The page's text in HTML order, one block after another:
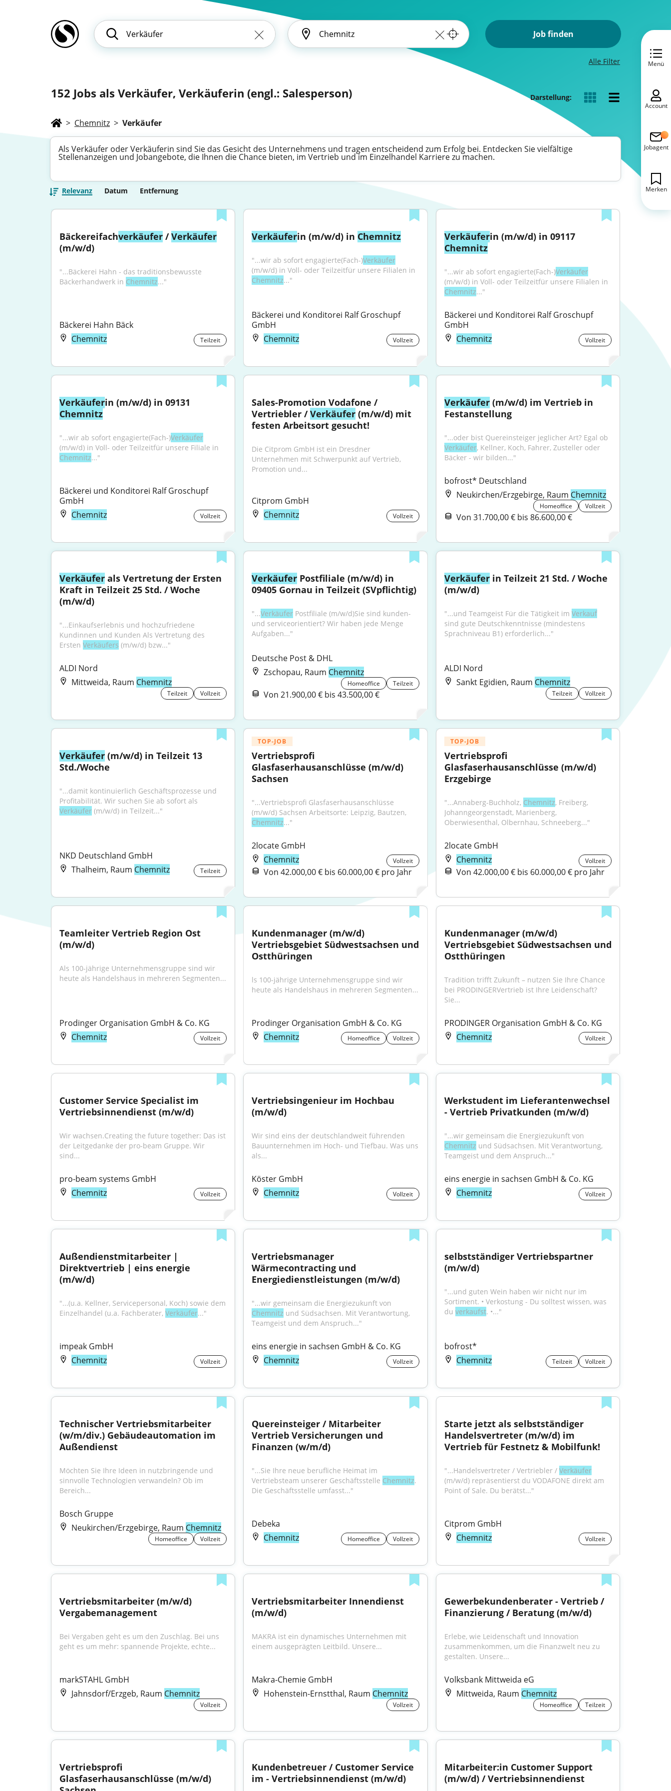
Job finden
Alle Filter
152 Jobs als Verkäufer, Verkäuferin (engl.: Salesperson) Darstellung:
> Chemnitz > Verkäufer
Als Verkäufer oder Verkäuferin sind Sie das Gesicht des Unternehmens und tragen entscheidend zum Erfolg bei. Entdecken Sie vielfältige
Stellenanzeigen und Jobangebote, die Ihnen die Chance bieten, im Vertrieb und im Einzelhandel Karriere zu machen.
Relevanz Datum Entfernung
Bäckereifachverkäufer / Verkäufer
(m/w/d)
"...Bäckerei Hahn - das traditionsbewusste
Bäckerhandwerk in Chemnitz..."
Bäckerei Hahn Bäck
Chemnitz
Teilzeit
Verkäuferin (m/w/d) in Chemnitz
"...wir ab sofort engagierte(Fach-)Verkäufer
Chemnitz..."
Bäckerei und Konditorei Ralf Groschupf
GmbH
Chemnitz
Vollzeit
Verkäufer
in (m/w/d) in 09117
Chemnitz
"...wir ab sofort engagierte(Fach-)Verkäufer
Chemnitz..."
Bäckerei und Konditorei Ralf Groschupf
GmbH
Chemnitz
Vollzeit
Verkäufer
Chemnitz
"...wir ab sofort engagierte(Fach-)Verkäufer
Chemnitz..."
Bäckerei und Konditorei Ralf Groschupf
GmbH
Chemnitz
Vollzeit
Sales-Promotion Vodafone /
Vertriebler / Verkäufer (m/w/d) mit
festen Arbeitsort gesucht!
Die Citprom GmbH ist ein Dresdner
Unternehmen mit Schwerpunkt auf Vertrieb,
Promotion und...
Citprom GmbH
Chemnitz
Vollzeit
Verkäufer (m/w/d) im Vertrieb in
Festanstellung
Verkäufer, Kellner, Koch, Fahrer, Zusteller oder
Bäcker - wir bilden..."
bofrost* Deutschland
Neukirchen/Erzgebirge, Raum Chemnitz
Homeoffice Vollzeit
Von 31.700,00 € bis 86.600,00 €
Verkäufer als Vertretung der Ersten
Kraft in Teilzeit 25 Std. / Woche
(m/w/d)
"...Einkaufserlebnis und hochzufriedene
Kundinnen und Kunden Als Vertretung des
Ersten Verkäufers (m/w/d) bzw..."
ALDI Nord
Mittweida, Raum Chemnitz
Teilzeit Vollzeit
Verkäufer Postfiliale (m/w/d) in
09405 Gornau in Teilzeit (SVpflichtig)
"...Verkäufer Postfiliale (m/w/d)Sie sind kunden-
und serviceorientiert? Wir haben jede Menge
Aufgaben..."
Deutsche Post & DHL
Zschopau, Raum Chemnitz
Homeoffice Teilzeit
Von 21.900,00 € bis 43.500,00 €
Verkäufer in Teilzeit 21 Std. / Woche
(m/w/d)
"...und Teamgeist Für die Tätigkeit im Verkauf
sind gute Deutschkenntnisse (mindestens
Sprachniveau B1) erforderlich..."
ALDI Nord
Sankt Egidien, Raum Chemnitz
Teilzeit Vollzeit
Verkäufer (m/w/d) in Teilzeit 13
Std./Woche
"...damit kontinuierlich Geschäftsprozesse und
Verkäufer (m/w/d) in Teilzeit..."
NKD Deutschland GmbH
Thalheim, Raum Chemnitz Teilzeit
TOP-JOB
Vertriebsprofi
Glasfaserhausanschlüsse (m/w/d)
Sachsen
"...Vertriebsprofi Glasfaserhausanschlüsse
Chemnitz..."
2locate GmbH
Chemnitz
Vollzeit
Von 42.000,00 € bis 60.000,00 € pro Jahr
TOP-JOB
Vertriebsprofi
Glasfaserhausanschlüsse (m/w/d)
Erzgebirge
"...Annaberg-Buchholz, Chemnitz, Freiberg,
Johanngeorgenstadt, Marienberg,
Oberwiesenthal, Olbernhau, Schneeberg..."
2locate GmbH
Chemnitz
Vollzeit
Von 42.000,00 € bis 60.000,00 € pro Jahr
Teamleiter Vertrieb Region Ost
(m/w/d)
Als 100-jährige Unternehmens­gruppe sind wir
heute als Handels­haus in mehreren Segmenten...
Prodinger Organisation GmbH & Co. KG
Chemnitz
Vollzeit
Kundenmanager (m/w/d)
Vertriebsgebiet Südwestsachsen und
Ostthüringen
ls 100-jährige Unternehmens­gruppe sind wir
heute als Handels­haus in mehreren Segmenten...
Prodinger Organisation GmbH & Co. KG
Chemnitz
Homeoffice Vollzeit
Kundenmanager (m/w/d)
Vertriebsgebiet Südwestsachsen und
Ostthüringen
Tradition trifft Zukunft – nutzen Sie Ihre Chance
bei PRODINGERVertrieb ist Ihre Leidenschaft?
Sie...
PRODINGER Organisation GmbH & Co. KG
Chemnitz
Vollzeit
Customer Service Specialist im
Vertriebsinnendienst (m/w/d)
Wir wachsen.Creating the future together: Das ist
der Leitgedanke der pro-beam Gruppe. Wir
sind...
pro-beam systems GmbH
Chemnitz
Vollzeit
Vertriebsingenieur im Hochbau
(m/w/d)
Wir sind eins der deutschlandweit führenden
Bauunternehmen im Hoch- und Tiefbau. Was uns
als...
Köster GmbH
Chemnitz
Vollzeit
Werkstudent im Lieferantenwechsel
- Vertrieb Privatkunden (m/w/d)
Chemnitz und Südsachsen. Mit Verantwortung,
Teamgeist und dem Anspruch..."
eins energie in sachsen GmbH & Co. KG
Chemnitz
Vollzeit
Außendienstmitarbeiter |
Direktvertrieb | eins energie
(m/w/d)
"...(u.a. Kellner, Servicepersonal, Koch) sowie dem
Einzelhandel (u.a. Fachberater, Verkäufer..."
impeak GmbH
Chemnitz
Vollzeit
Vertriebsmanager
Wärmecontracting und
Energiedienstleistungen (m/w/d)
Chemnitz und Südsachsen. Mit Verantwortung,
Teamgeist und dem Anspruch..."
eins energie in sachsen GmbH & Co. KG
Chemnitz
Vollzeit
selbstständiger Vertriebspartner
(m/w/d)
"...und guten Wein haben wir nicht nur im
Sortiment. • Verkostung - Du solltest wissen, was
du verkaufst. •..."
bofrost*
Chemnitz
Teilzeit Vollzeit
Technischer Vertriebsmitarbeiter
(w/m/div.) Gebäudeautomation im
Außendienst
Möchten Sie Ihre Ideen in nutzbringende und
sinnvolle Technologien verwandeln? Ob im
Bereich...
Bosch Gruppe
Neukirchen/Erzgebirge, Raum Chemnitz
Homeoffice Vollzeit
Quereinsteiger / Mitarbeiter
Vertrieb Versicherungen und
Finanzen (w/m/d)
"...Sie Ihre neue berufliche Heimat im
Vertriebsteam unserer Geschäftsstelle Chemnitz.
Die Geschäftsstelle umfasst..."
Debeka
Chemnitz
Homeoffice Vollzeit
Starte jetzt als selbstständiger
Handelsvertreter (m/w/d) im
Vertrieb für Festnetz & Mobilfunk!
"...Handelsvertreter / Vertriebler / Verkäufer
(m/w/d) repräsentierst du VODAFONE direkt am
Point of Sale. Du berätst..."
Citprom GmbH
Chemnitz
Vollzeit
Vertriebsmitarbeiter (m/w/d)
Vergabemanagement
Bei Vergaben geht es um den Zuschlag. Bei uns
geht es um mehr: spannende Projekte, echte...
markSTAHL GmbH
Jahnsdorf/Erzgeb, Raum Chemnitz
Vollzeit
Vertriebsmitarbeiter Innendienst
(m/w/d)
MAKRA ist ein dynamisches Unternehmen mit
einem ausgeprägten Leitbild. Unsere...
Makra-Chemie GmbH
Hohenstein-Ernstthal, Raum Chemnitz
Vollzeit
Gewerbekundenberater - Vertrieb /
Finanzierung / Beratung (m/w/d)
Erlebe, wie Leidenschaft und Innovation
zusammenkommen, um die Finanzwelt neu zu
gestalten. Unsere...
Volksbank Mittweida eG
Mittweida, Raum Chemnitz
Homeoffice Teilzeit
Vertriebsprofi
Glasfaserhausanschlüsse (m/w/d)
Kundenbetreuer / Customer Service
im - Vertriebsinnendienst (m/w/d)
Mitarbeiter:in Customer Support
(m/w/d) / Vertriebsinnendienst
Menü
Account
Jobagent
Merken